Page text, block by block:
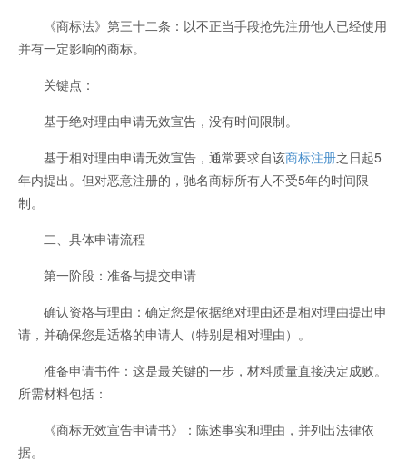
《商标法》第三十二条：以不正当手段抢先注册他人已经使用
并有一定影响的商标。
关键点：
基于绝对理由申请无效宣告，没有时间限制。
基于相对理由申请无效宣告，通常要求自该商标注册之日起5
年内提出。但对恶意注册的，驰名商标所有人不受5年的时间限
制。
二、具体申请流程
第一阶段：准备与提交申请
确认资格与理由：确定您是依据绝对理由还是相对理由提出申
请，并确保您是适格的申请人（特别是相对理由）。
准备申请书件：这是最关键的一步，材料质量直接决定成败。
所需材料包括：
《商标无效宣告申请书》：陈述事实和理由，并列出法律依
据。